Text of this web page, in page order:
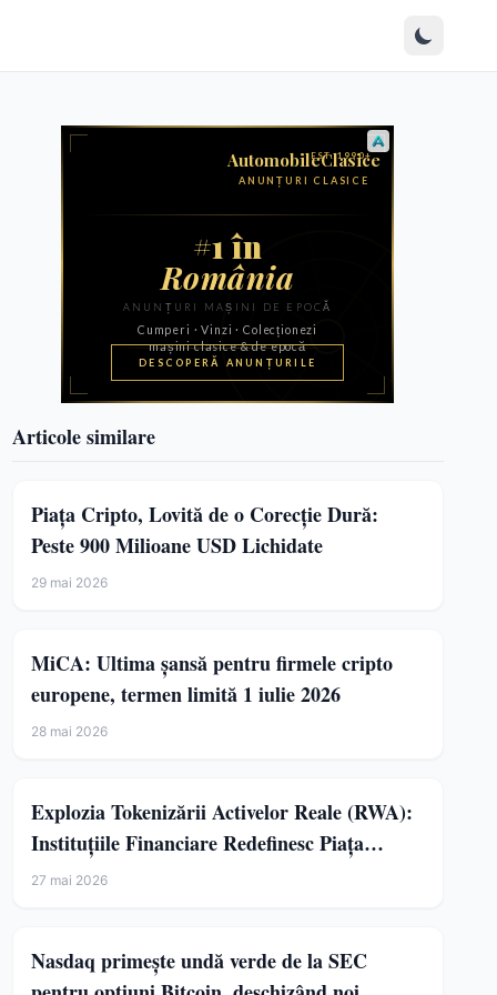
Articole similare
Piața Cripto, Lovită de o Corecție Dură:
Peste 900 Milioane USD Lichidate
29 mai 2026
MiCA: Ultima șansă pentru firmele cripto
europene, termen limită 1 iulie 2026
28 mai 2026
Explozia Tokenizării Activelor Reale (RWA):
Instituțiile Financiare Redefinesc Piața
Cripto
27 mai 2026
Nasdaq primește undă verde de la SEC